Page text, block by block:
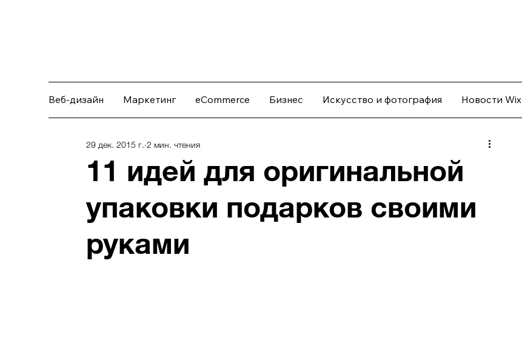
Веб-дизайн Маркетинг eCommerce Бизнес Искусство и фотография Новости Wix
11 идей для оригинальной
упаковки подарков своими
руками
29 дек. 2015 г. 2 мин. чтения